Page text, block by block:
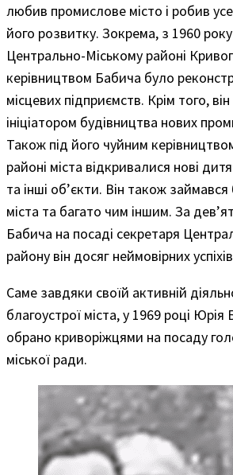
любив промислове місто і робив
його розвитку. Зокрема, з 1960
Центрально-Міському районі
керівництвом Бабича було
місцевих підприємств. Крім того,
ініціатором будівництва нових
Також під його чуйним
районі міста відкривалися нові
та інші об’єкти. Він також
міста та багато чим іншим. За
Бабича на посаді секретаря
району він досяг неймовірних
Саме завдяки своїй активній
благоустрої міста, у 1969 році
обрано криворіжцями на посаду
міської ради.